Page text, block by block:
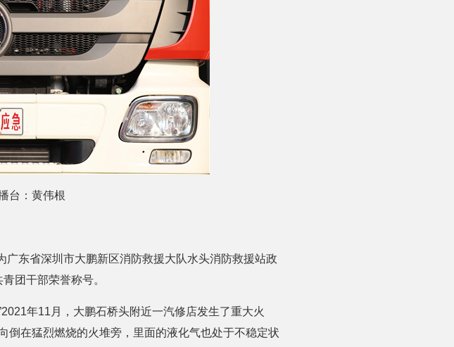
台： 黄伟根
东省深圳市大鹏新区消防救援大队水头消防救援站政
团干部荣誉称号。
年11月，大鹏石桥头附近一汽修店发生了重大火
倒在猛烈燃烧的火堆旁，里面的液化气也处于不稳定状